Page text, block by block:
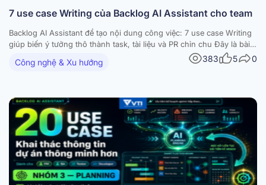
7 use case Writing của Backlog AI Assistant cho team
Backlog AI Assistant để tạo nội dung công việc: 7 use case Writing
giúp biến ý tưởng thô thành task, tài liệu và PR chỉn chu Đây là bài 4
— bài cuối trong series 4 phần về 20 use case của Backlog AI
Assistant. Sau Searching, Reporting và Planning,…
Công nghệ & Xu hướng 383 5 0